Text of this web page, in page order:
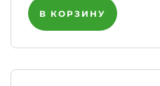
В КОРЗИНУ